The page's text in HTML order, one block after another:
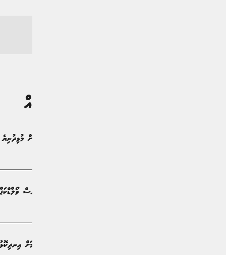
ގުޅުންހުރި ލިޔުންތައް
ހާލަންޑާއި އެމްބާއްޕޭގެ ކުރިމަތިލުމަކަށް
އެމްބާއްޕޭގެ ރީތި ދެ ގޯލާއެކު ފްރާންސް
އެމްބާޕޭ ރެއާލް މެޑްރިޑުން ބޭރުކުރުމަށް